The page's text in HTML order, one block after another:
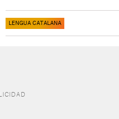
LENGUA CATALANA